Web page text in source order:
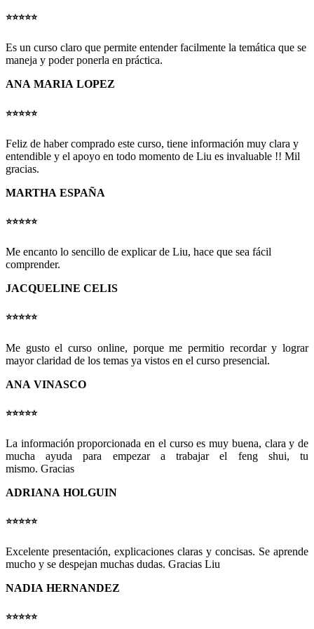
⭐️⭐️⭐️⭐️⭐️
Es un curso claro que permite entender facilmente la temática que se
maneja y poder ponerla en práctica.
ANA MARIA LOPEZ
⭐️⭐️⭐️⭐️⭐️
Feliz de haber comprado este curso, tiene información muy clara y
entendible y el apoyo en todo momento de Liu es invaluable !! Mil
gracias.
MARTHA ESPAÑA
⭐️⭐️⭐️⭐️⭐️
Me encanto lo sencillo de explicar de Liu, hace que sea fácil
comprender.
JACQUELINE CELIS
⭐️⭐️⭐️⭐️⭐️
Me gusto el curso online, porque me permitio recordar y lograr
mayor claridad de los temas ya vistos en el curso presencial.
ANA VINASCO
⭐️⭐️⭐️⭐️⭐️
La información proporcionada en el curso es muy buena, clara y de
mucha ayuda para empezar a trabajar el feng shui, tu
mismo. Gracias
ADRIANA HOLGUIN
⭐️⭐️⭐️⭐️⭐️
Excelente presentación, explicaciones claras y concisas. Se aprende
mucho y se despejan muchas dudas. Gracias Liu
NADIA HERNANDEZ
⭐️⭐️⭐️⭐️⭐️